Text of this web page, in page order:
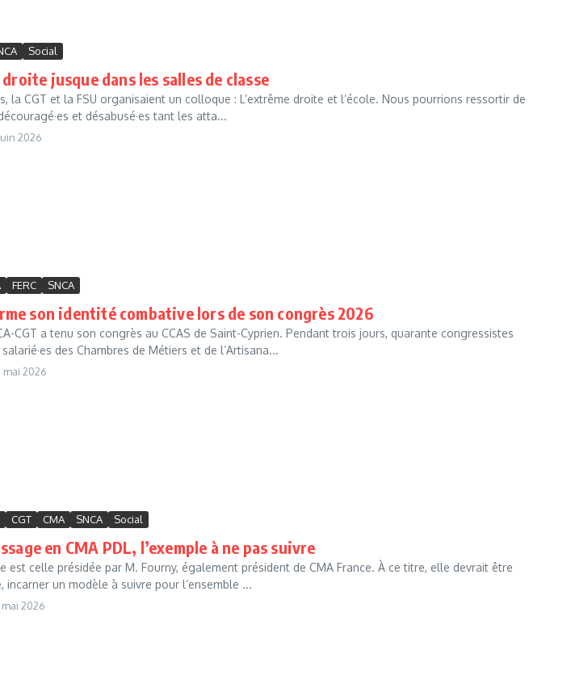
Social
jusque dans les salles de classe
la CGT et la FSU organisaient un colloque : L’extrême droite et l’école. Nous pourrions ressortir de
et désabusé·es tant les atta...
2026
FERC SNCA
son identité combative lors de son congrès 2026
CGT a tenu son congrès au CCAS de Saint-Cyprien. Pendant trois jours, quarante congressistes
des Chambres de Métiers et de l’Artisana...
mai 2026
CGT CMA SNCA Social
en CMA PDL, l’exemple à ne pas suivre
est celle présidée par M. Fourny, également président de CMA France. À ce titre, elle devrait être
incarner un modèle à suivre pour l’ensemble ...
mai 2026